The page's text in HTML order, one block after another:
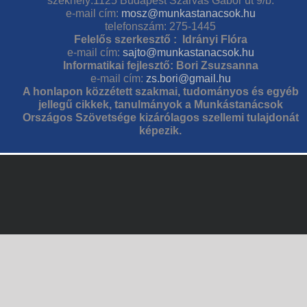
e-mail cím: mosz@munkastanacsok.hu
telefonszám: 275-1445
Felelős szerkesztő : Idrányi Flóra
e-mail cím: sajto@munkastanacsok.hu
Informatikai fejlesztő: Bori Zsuzsanna
e-mail cím: zs.bori@gmail.hu
A honlapon közzétett szakmai, tudományos és egyéb
jellegű cikkek, tanulmányok a Munkástanácsok
Országos Szövetsége kizárólagos szellemi tulajdonát
képezik.